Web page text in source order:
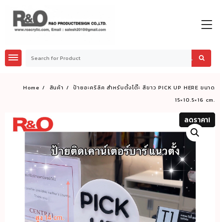
content
Home สินค้า
ป้ายอะคริลิค สำหรับตั้งโต๊ะ สีขาว PICK UP HERE ขนาด
15×10.5×16 cm.
ลดราคา!
ลดราคา!